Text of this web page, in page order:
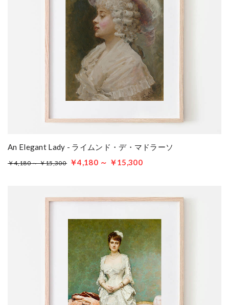
An Elegant Lady - ライムンド・デ・マドラーソ
￥4,180 ～ ￥15,300 ￥4,180 ～ ￥15,300